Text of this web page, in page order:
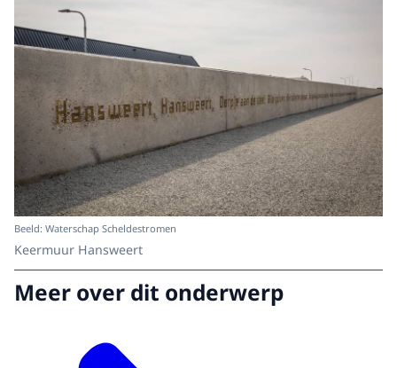
Beeld: Waterschap Scheldestromen
Keermuur Hansweert
Meer over dit onderwerp